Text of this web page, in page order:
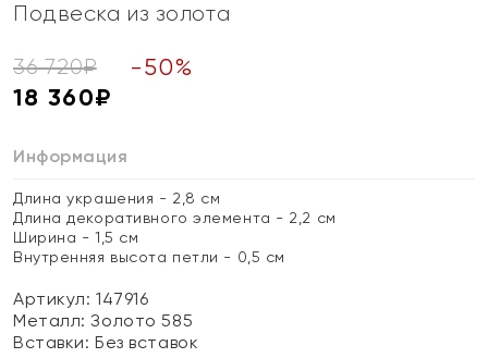
Подвеска из золота
36 720₽ -50%
18 360₽
Информация
Длина украшения - 2,8 см
Длина декоративного элемента - 2,2 см
Ширина - 1,5 см
Внутренняя высота петли - 0,5 см
Артикул: 147916
Металл:Золото 585
Вставки:Без вставок